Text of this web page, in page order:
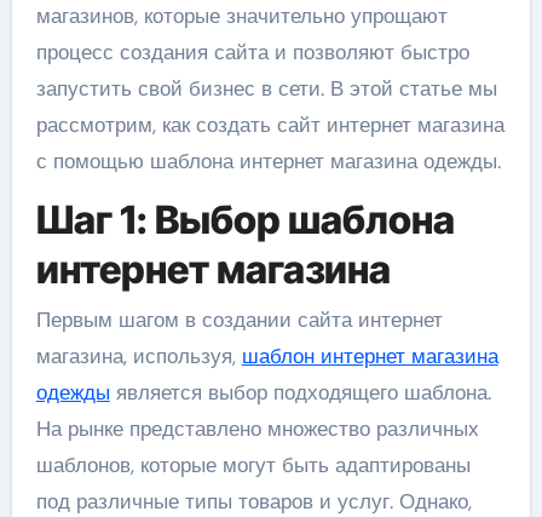
магазинов, которые значительно упрощают
процесс создания сайта и позволяют быстро
запустить свой бизнес в сети. В этой статье мы
рассмотрим, как создать сайт интернет магазина
с помощью шаблона интернет магазина одежды.
Шаг 1: Выбор шаблона
интернет магазина
Первым шагом в создании сайта интернет
магазина, используя, шаблон интернет магазина
одежды является выбор подходящего шаблона.
На рынке представлено множество различных
шаблонов, которые могут быть адаптированы
под различные типы товаров и услуг. Однако,